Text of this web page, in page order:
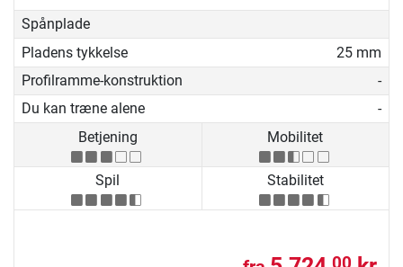
Spånplade
Pladens tykkelse
25 mm
Profilramme-konstruktion
-
Du kan træne alene
-
Betjening
Mobilitet
Spil Stabilitet